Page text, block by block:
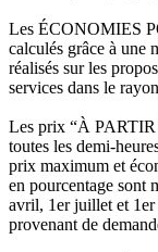
Les ÉCONOMIES
calculés grâce à une
réalisés sur les
services dans le
Les prix “À
toutes les demi-
prix maximum et
en pourcentage sont
avril, 1er juillet et 1er
provenant de